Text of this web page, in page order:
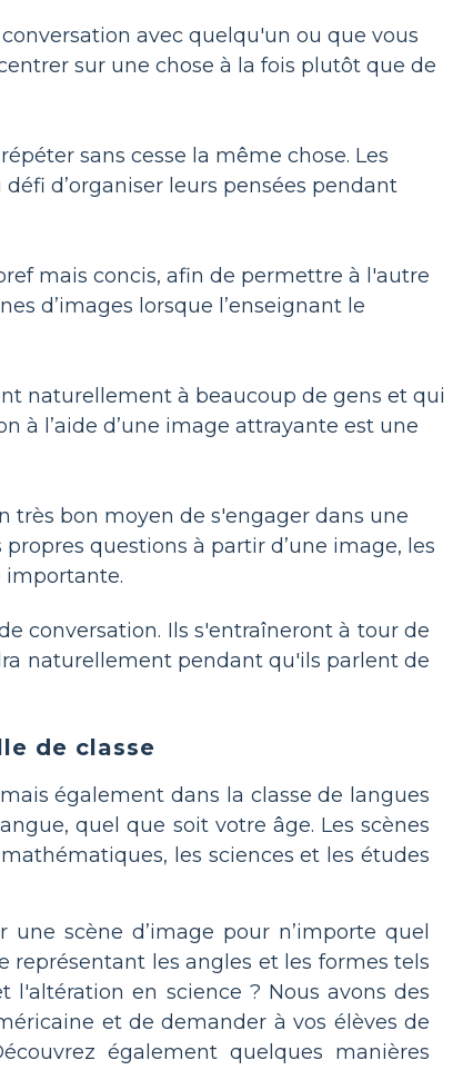
avec quelqu'un ou que vous
sur une chose à la fois plutôt que de
sans cesse la même chose. Les
d’organiser leurs pensées pendant
mais concis, afin de permettre à l'autre
d’images lorsque l’enseignant le
naturellement à beaucoup de gens et qui
à l’aide d’une image attrayante est une
très bon moyen de s'engager dans une
questions à partir d’une image, les
importante.
conversation. Ils s'entraîneront à tour de
naturellement pendant qu'ils parlent de
de classe
également dans la classe de langues
quel que soit votre âge. Les scènes
les sciences et les études
scène d’image pour n’importe quel
représentant les angles et les formes tels
l'altération en science ? Nous avons des
et de demander à vos élèves de
également quelques manières